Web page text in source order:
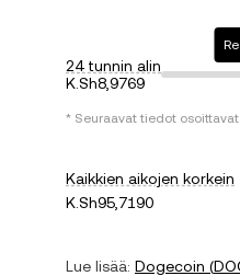
24 tunnin alin
K.Sh8,9769
* Seuraavat tiedot osoittavat
Kaikkien aikojen korkein
K.Sh95,7190
Lue lisää: Dogecoin (